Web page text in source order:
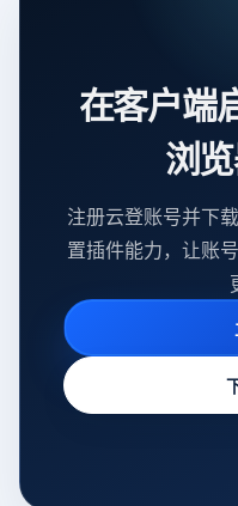
在客户端
浏
注册云登账号并下
置插件能力，让账